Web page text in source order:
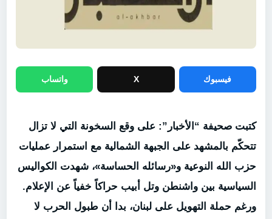
فيسبوك X واتساب
كتبت صحيفة “الأخبار”: على وقع السخونة التي لا تزال
تتحكّم بالمشهد على الجبهة الشمالية مع استمرار عمليات
حزب الله النوعية و«رسائله الحساسة»، شهدت الكواليس
السياسية بين واشنطن وتل أبيب حراكاً خفياً عن الإعلام.
ورغم حملة التهويل على لبنان، بدا أن طبول الحرب لا